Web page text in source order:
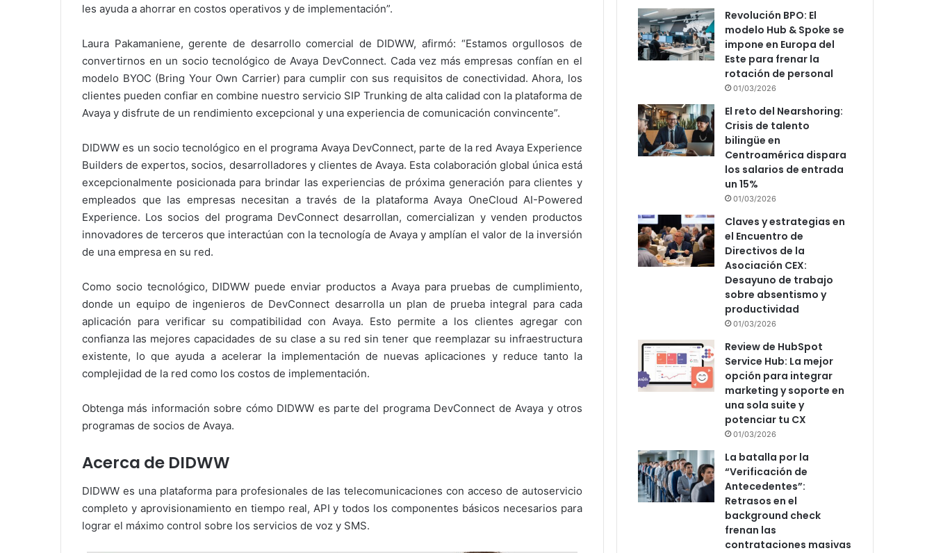
les ayuda a ahorrar en costos operativos y de implementación”.
Laura Pakamaniene, gerente de desarrollo comercial de DIDWW, afirmó: “Estamos orgullosos de
convertirnos en un socio tecnológico de Avaya DevConnect. Cada vez más empresas confían en el
modelo BYOC (Bring Your Own Carrier) para cumplir con sus requisitos de conectividad. Ahora, los
clientes pueden confiar en combine nuestro servicio SIP Trunking de alta calidad con la plataforma de
Avaya y disfrute de un rendimiento excepcional y una experiencia de comunicación convincente”.
DIDWW es un socio tecnológico en el programa Avaya DevConnect, parte de la red Avaya Experience
Builders de expertos, socios, desarrolladores y clientes de Avaya. Esta colaboración global única está
excepcionalmente posicionada para brindar las experiencias de próxima generación para clientes y
empleados que las empresas necesitan a través de la plataforma Avaya OneCloud AI-Powered
Experience. Los socios del programa DevConnect desarrollan, comercializan y venden productos
innovadores de terceros que interactúan con la tecnología de Avaya y amplían el valor de la inversión
de una empresa en su red.
Como socio tecnológico, DIDWW puede enviar productos a Avaya para pruebas de cumplimiento,
donde un equipo de ingenieros de DevConnect desarrolla un plan de prueba integral para cada
aplicación para verificar su compatibilidad con Avaya. Esto permite a los clientes agregar con
confianza las mejores capacidades de su clase a su red sin tener que reemplazar su infraestructura
existente, lo que ayuda a acelerar la implementación de nuevas aplicaciones y reduce tanto la
complejidad de la red como los costos de implementación.
Obtenga más información sobre cómo DIDWW es parte del programa DevConnect de Avaya y otros
programas de socios de Avaya.
Acerca de DIDWW
DIDWW es una plataforma para profesionales de las telecomunicaciones con acceso de autoservicio
completo y aprovisionamiento en tiempo real, API y todos los componentes básicos necesarios para
lograr el máximo control sobre los servicios de voz y SMS.
Revolución BPO: El
modelo Hub & Spoke se
impone en Europa del
Este para frenar la
rotación de personal
01/03/2026
El reto del Nearshoring:
Crisis de talento
bilingüe en
Centroamérica dispara
los salarios de entrada
un 15%
01/03/2026
Claves y estrategias en
el Encuentro de
Directivos de la
Asociación CEX:
Desayuno de trabajo
sobre absentismo y
productividad
01/03/2026
Review de HubSpot
Service Hub: La mejor
opción para integrar
marketing y soporte en
una sola suite y
potenciar tu CX
01/03/2026
La batalla por la
“Verificación de
Antecedentes”:
Retrasos en el
background check
frenan las
contrataciones masivas